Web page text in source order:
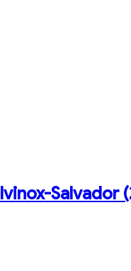
Salvador